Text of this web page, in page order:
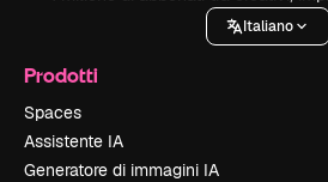
Italiano
Prodotti
Spaces
Assistente IA
Generatore di immagini IA